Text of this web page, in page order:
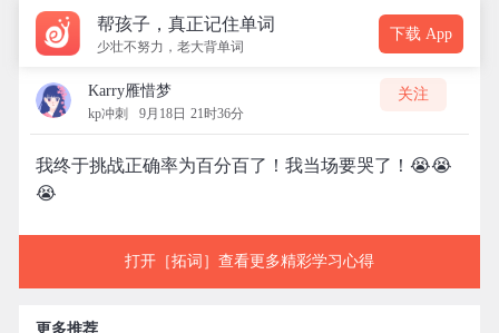
帮孩子，真正记住单词
少壮不努力，老大背单词
下载 App
Karry雁惜梦
kp冲刺 9月18日 21时36分
关注
我终于挑战正确率为百分百了！我当场要哭了！😭😭
😭
打开［拓词］查看更多精彩学习心得
更多推荐